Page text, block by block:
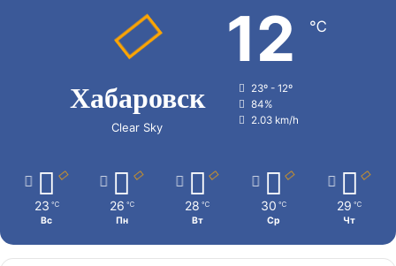
Хабаровск
Clear Sky
12 ℃
23º - 12º
84%
2.03 km/h
23 ℃
Вс
26 ℃
Пн
28 ℃
Вт
30 ℃
Ср
29 ℃
Чт